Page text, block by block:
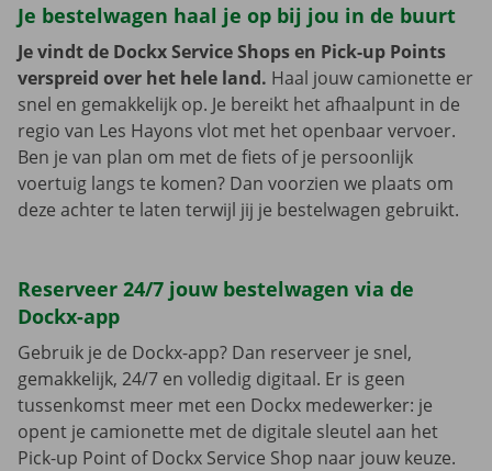
Je bestelwagen haal je op bij jou in de buurt
Je vindt de Dockx Service Shops en Pick-up Points
verspreid over het hele land. Haal jouw camionette er
snel en gemakkelijk op. Je bereikt het afhaalpunt in de
regio van Les Hayons vlot met het openbaar vervoer.
Ben je van plan om met de fiets of je persoonlijk
voertuig langs te komen? Dan voorzien we plaats om
deze achter te laten terwijl jij je bestelwagen gebruikt.
Reserveer 24/7 jouw bestelwagen via de
Dockx-app
Gebruik je de Dockx-app? Dan reserveer je snel,
gemakkelijk, 24/7 en volledig digitaal. Er is geen
tussenkomst meer met een Dockx medewerker: je
opent je camionette met de digitale sleutel aan het
Pick-up Point of Dockx Service Shop naar jouw keuze.